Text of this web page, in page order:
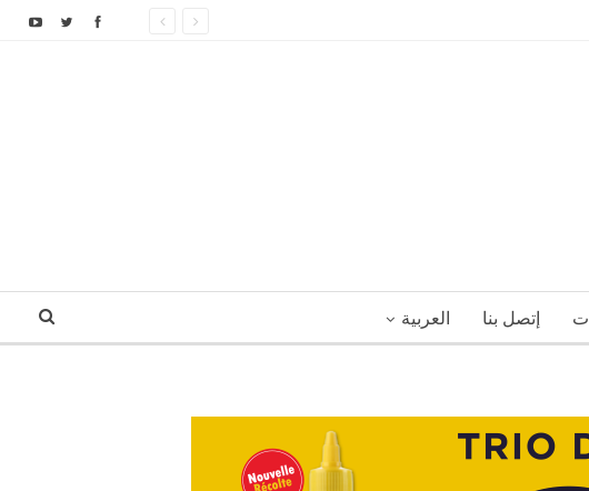
إتصل بنا العربية